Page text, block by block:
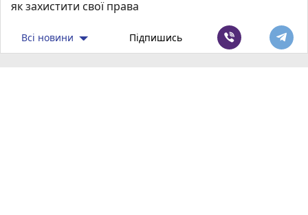
як захистити свої права
Всі новини Підпишись